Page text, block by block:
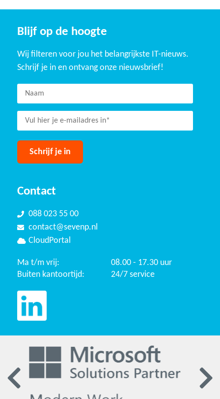
Blijf op de hoogte
Wij filteren voor jou het belangrijkste IT-nieuws.
Schrijf je in en ontvang onze nieuwsbrief!
Contact
088 023 55 00
contact@sevenp.nl
CloudPortal
Ma t/m vrij:
08.00 - 17.30 uur
Buiten kantoortijd:
24/7 service